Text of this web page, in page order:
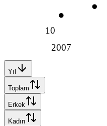
2007
10
Yıl
Toplam
Erkek
Kadın